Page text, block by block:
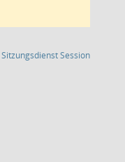
SitzungsdienstSession(Wird in